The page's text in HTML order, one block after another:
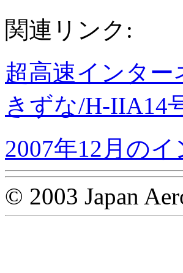
関連リンク:
超高速インタ
きずな/H-IIA14
2007年12月の
© 2003 Japan